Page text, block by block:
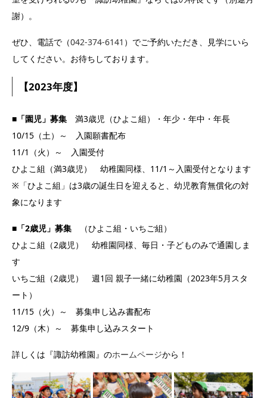
謝）。
ぜひ、電話で（042-374-6141 ）でご予約いただき、見学にいら
してください。お待ちしております。
【2023年度】
■「園児」募集 満3歳児（ひよこ組）・年少・年中・年長
10/15（土）～ 入園願書配布
11/1（火）～ 入園受付
ひよこ組（満3歳児） 幼稚園同様、11/1～入園受付となります
※「ひよこ組」は3歳の誕生日を迎えると、幼児教育無償化の対
象になります
■「2歳児」募集 （ひよこ組・いちご組）
ひよこ組（2歳児） 幼稚園同様、毎日・子どものみで通園しま
す
いちご組（2歳児） 週1回 親子一緒に幼稚園（2023年5月スタ
ート）
11/15（火）～ 募集申し込み書配布
12/9（木）～ 募集申し込みスタート
詳しくは『諏訪幼稚園』のホームページから！